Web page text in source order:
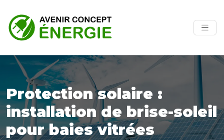
Protection solaire :
installation de brise-soleil
pour baies vitrées